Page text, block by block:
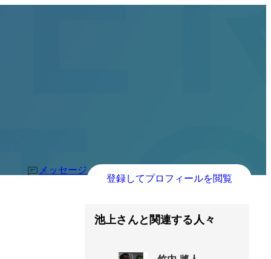
メッセージ
登録してプロフィールを閲覧
池上さんと関連する人々